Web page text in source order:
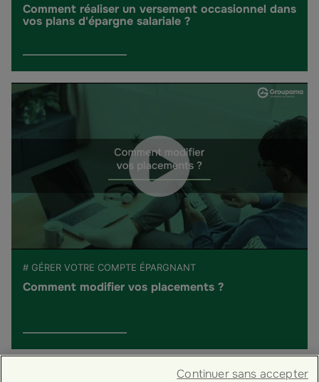
Comment réaliser un versement occasionnel dans
vos plans d'épargne salariale ?
# GÉRER VOTRE COMPTE ÉPARGNANT
Comment modifier vos placements ?
Continuer sans accepter